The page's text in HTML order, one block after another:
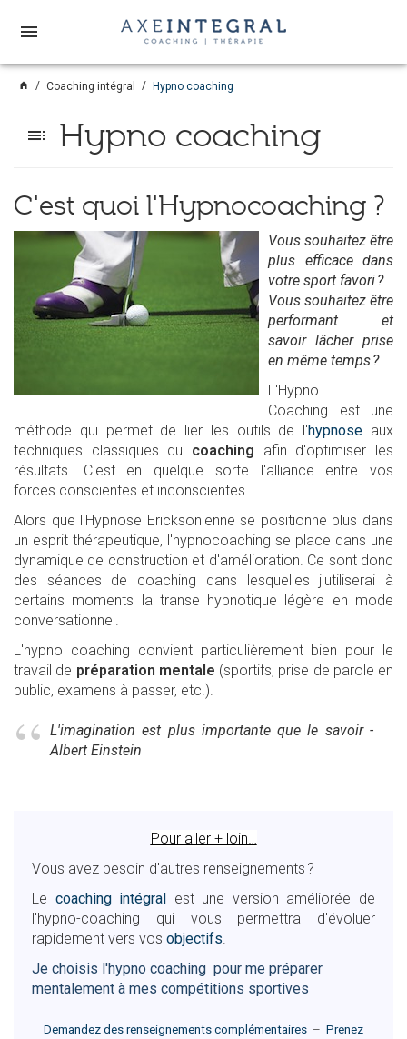
menu
home Coaching intégral Hypno coaching
toc Hypno coaching
C'est quoi l'Hypnocoaching ?
Vous souhaitez être
plus efficace dans
votre sport favori ?
Vous souhaitez être
performant et
savoir lâcher prise
en même temps ?
L'Hypno
Coaching est une
méthode qui permet de lier les outils de l'hypnose aux
techniques classiques du coaching afin d'optimiser les
résultats. C'est en quelque sorte l'alliance entre vos
forces conscientes et inconscientes.
Alors que l'Hypnose Ericksonienne se positionne plus dans
un esprit thérapeutique, l'hypnocoaching se place dans une
dynamique de construction et d'amélioration. Ce sont donc
des séances de coaching dans lesquelles j'utiliserai à
certains moments la transe hypnotique légère en mode
conversationnel.
L'hypno coaching convient particulièrement bien pour le
travail de préparation mentale (sportifs, prise de parole en
public, examens à passer, etc.).
L'imagination est plus importante que le savoir -
Albert Einstein
Pour aller + loin…
Vous avez besoin d'autres renseignements ?
Le coaching intégral est une version améliorée de
l'hypno-coaching qui vous permettra d'évoluer
rapidement vers vos objectifs.
Je choisis l'hypno coaching pour me préparer
mentalement à mes compétitions sportives
Demandez des renseignements complémentaires – Prenez